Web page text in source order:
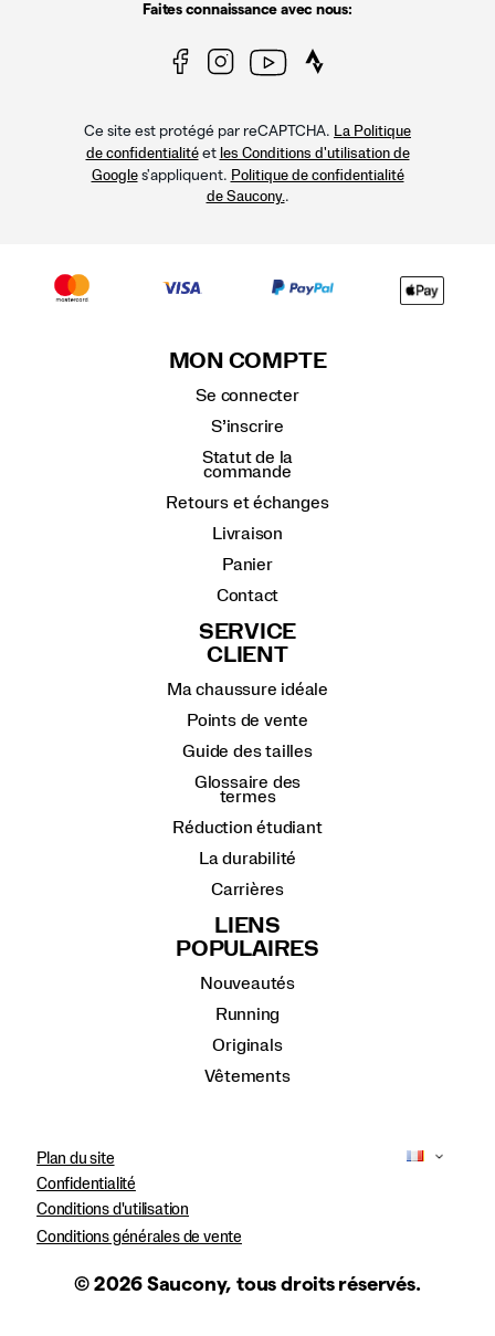
Faites connaissance avec nous:
Ce site est protégé par reCAPTCHA. La Politique
de confidentialitéet les Conditions d'utilisation de
Googles'appliquent. Politique de confidentialité
de Saucony..
MON COMPTE
Se connecter
S’inscrire
Statut de la
commande
Retours et échanges
Livraison
Panier
Contact
SERVICE
CLIENT
Ma chaussure idéale
Points de vente
Guide des tailles
Glossaire des
termes
Réduction étudiant
La durabilité
Carrières
LIENS
POPULAIRES
Nouveautés
Running
Originals
Vêtements
Plan du site
Confidentialité
Conditions d'utilisation
Conditions générales de vente
© 2026 Saucony, tous droits réservés.